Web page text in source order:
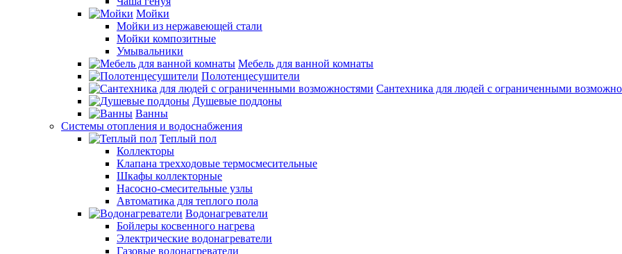
Мойки
Мойки из нержавеющей стали
Мойки композитные
Умывальники
Мебель для ванной комнаты
Полотенцесушители
Сантехника для людей с ограниченными
Душевые поддоны
Ванны
Системы отопления и водоснабжения
Теплый пол
Коллекторы
Клапана трехходовые термосмесительные
Шкафы коллекторные
Насосно-смесительные узлы
Автоматика для теплого пола
Водонагреватели
Бойлеры косвенного нагрева
Электрические водонагреватели
Газовые водонагреватели